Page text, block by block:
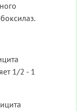
1/2 - 1